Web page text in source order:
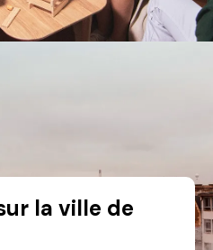
la ville de